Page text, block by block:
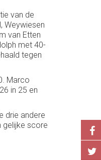
van de
Weywiesen
van Etten
met 40-
tegen
Marco
in 25 en
drie andere
gelijke score